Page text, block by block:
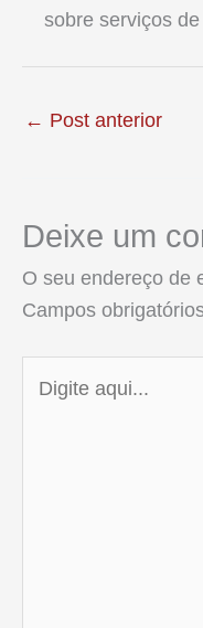
sobre serviços
← Post anterior
Deixe um
O seu endereço de
Campos
aqui...